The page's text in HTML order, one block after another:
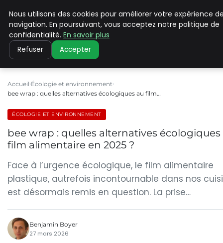
CLIMATE C ADVANCED
Accueil Écologie et environnement
bee wrap : quelles alternatives écologiques au film…
ÉCOLOGIE ET ENVIRONNEMENT
bee wrap : quelles alternatives écologiques
film alimentaire en 2025 ?
Face à l’urgence écologique, le film alimentaire
plastique, autrefois incontournable dans nos
est désormais remis en question. La prise…
Benjamin Boyer
27 mars 2026
Nous utilisons des cookies pour améliorer votre expérience
navigation. En poursuivant, vous acceptez notre politique de
confidentialité. En savoir plus
Refuser Accepter